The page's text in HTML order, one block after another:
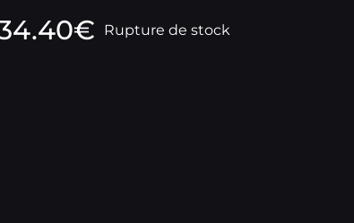
€ Rupture de stock